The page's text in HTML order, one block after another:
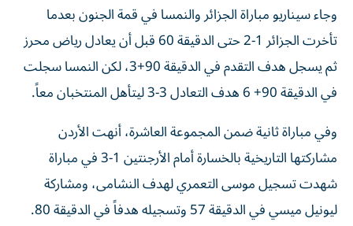
وجاء سيناريو مباراة الجزائر والنمسا في قمة الجنون بعدما
تأخرت الجزائر 1-2 حتى الدقيقة 60 قبل أن يعادل رياض محرز
ثم يسجل هدف التقدم في الدقيقة 90+3، لكن النمسا سجلت
في الدقيقة 90+ 6 هدف التعادل 3-3 ليتأهل المنتخبان معاً.
وفي مباراة ثانية ضمن المجموعة العاشرة، أنهت الأردن
مشاركتها التاريخية بالخسارة أمام الأرجنتين 1-3 في مباراة
شهدت تسجيل موسى التعمري لهدف النشامى، ومشاركة
ليونيل ميسي في الدقيقة 57 وتسجيله هدفاً في الدقيقة 80.